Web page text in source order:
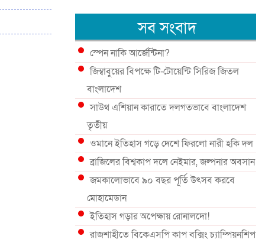
সব সংবাদ
স্পেন নাকি আর্জেন্টিনা?
জিম্বাবুয়ের বিপক্ষে টি-টোয়েন্টি সিরিজ জিতল
বাংলাদেশ
সাউথ এশিয়ান কারাতে দলগতভাবে বাংলাদেশ
তৃতীয়
ওমানে ইতিহাস গড়ে দেশে ফিরলো নারী হকি দল
ব্রাজিলের বিশ্বকাপ দলে নেইমার, জল্পনার অবসান
জমকালোভাবে ৯০ বছর পূর্তি উৎসব করবে
মোহামেডান
ইতিহাস গড়ার অপেক্ষায় রোনালদো!
রাজশাহীতে বিকেএসপি কাপ বক্সিং চ্যাম্পিয়নশিপ